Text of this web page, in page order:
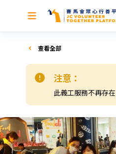
查看全部
注意：
此義工服務不再存在